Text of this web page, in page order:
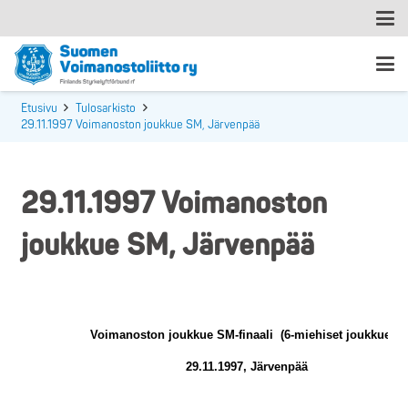
Etusivu
Tulosarkisto
29.11.1997 Voimanoston joukkue SM, Järvenpää
29.11.1997 Voimanoston
joukkue SM, Järvenpää
Voimanoston joukkue SM-finaali (6-miehiset joukkueet)
29.11.1997, Järvenpää